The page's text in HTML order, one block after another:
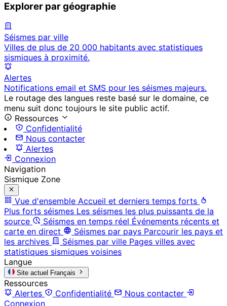
Explorer par géographie
Séismes par ville
Villes de plus de 20 000 habitants avec statistiques
sismiques à proximité.
Alertes
Notifications email et SMS pour les séismes majeurs.
Le routage des langues reste basé sur le domaine, ce
menu suit donc toujours le site public actif.
Ressources
Confidentialité
Nous contacter
Alertes
Connexion
Navigation
Sismique Zone
Vue d'ensemble Accueil et derniers temps forts
Plus forts séismes Les séismes les plus puissants de la
source
Séismes en temps réel Événements récents et
carte en direct
Séismes par pays Parcourir les pays et
les archives
Séismes par ville Pages villes avec
statistiques sismiques voisines
Langue
Site actuel Français
Ressources
Alertes
Confidentialité
Nous contacter
Connexion